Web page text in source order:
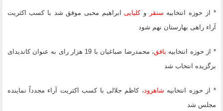
* از حوزه انتخابیه سنقر وکلیایی
ابراهیم محبی موفق شد با کسب اکثریت
آراء راهی بهارستان نهم شود
* از حوزه انتخابیه بافق
، محمدرضا صباغیان با 19 هزار رای به عنوان کاندیدای
برگزیده انتخاب شد
* از حوزه انتخابیه شاهرود، کاظم جلالی با کسب اکثریت آراء مجدداً نماینده
مجلس شد